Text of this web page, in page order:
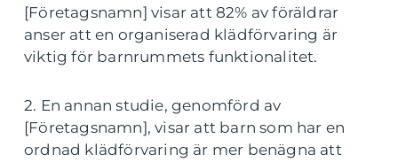
[Företagsnamn] visar att 82% av föräldrar
anser att en organiserad klädförvaring är
viktig för barnrummets funktionalitet.
2. En annan studie, genomförd av
[Företagsnamn], visar att barn som har en
ordnad klädförvaring är mer benägna att